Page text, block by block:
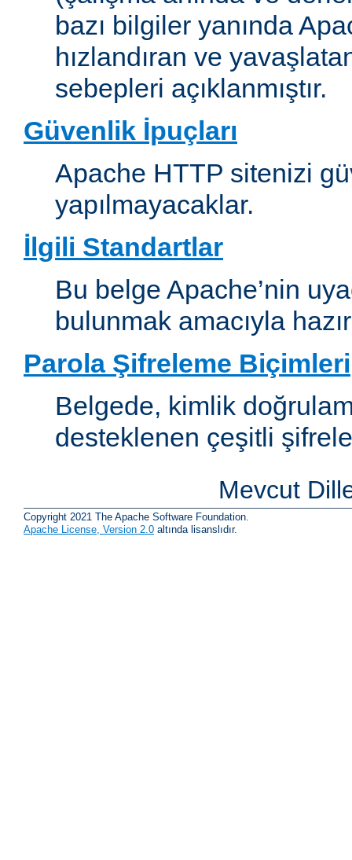
bazı bilgiler yanında
hızlandıran ve
sebepleri açıklanmıştır.
Güvenlik İpuçları
Apache HTTP sitenizi
yapılmayacaklar.
İlgili Standartlar
Bu belge Apache’nin
bulunmak amacıyla
Parola Şifreleme Biçimleri
Belgede, kimlik
desteklenen çeşitli
Mevcut
Copyright 2021 The Apache Software Foundation.
Apache License, Version 2.0 altında lisanslıdır.